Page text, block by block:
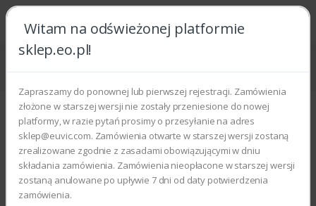
Witam na odświeżonej platformie
sklep.eo.pl!
Zapraszamy do ponownej lub pierwszej rejestracji. Zamówienia
złożone w starszej wersji nie zostały przeniesione do nowej
platformy, w razie pytań prosimy o przesyłanie na adres
sklep@euvic.com. Zamówienia otwarte w starszej wersji zostaną
zrealizowane zgodnie z zasadami obowiązującymi w dniu
składania zamówienia. Zamówienia nieopłacone w starszej wersji
zostaną anulowane po upływie 7 dni od daty potwierdzenia
zamówienia.
Strona główna Części zamienne